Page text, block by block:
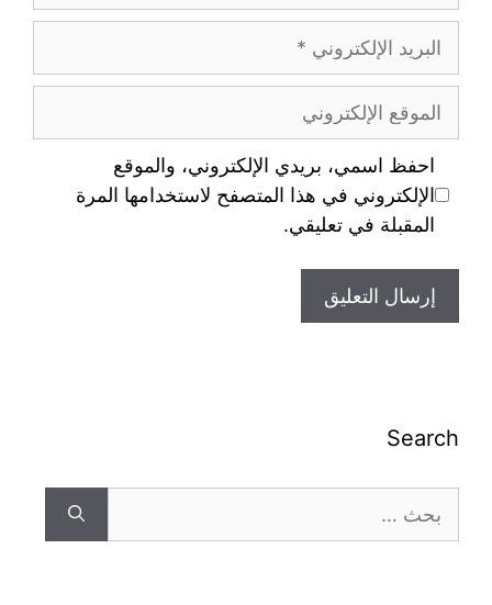
احفظ اسمي، بريدي الإلكتروني، والموقع
الإلكتروني في هذا المتصفح لاستخدامها المرة
المقبلة في تعليقي.
Search